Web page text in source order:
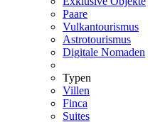
Paare
Vulkantourismus
Astrotourismus
Digitale Nomaden
Typen
Villen
Finca
Suites